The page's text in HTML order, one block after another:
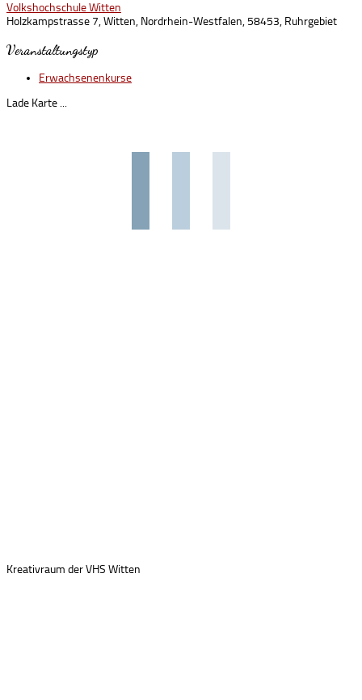
Volkshochschule Witten
Holzkampstrasse 7, Witten, Nordrhein-Westfalen, 58453, Ruhrgebiet
Veranstaltungstyp
Erwachsenenkurse
Lade Karte ...
Kreativraum der VHS Witten